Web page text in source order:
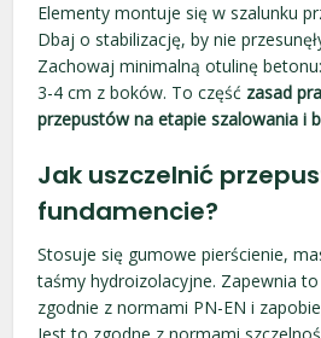
Elementy montuje się w szalunku
Dbaj o stabilizację, by nie
Zachowaj minimalną otulinę
3-4 cm z boków. To część zasad
przepustów na etapie szalowania i
Jak uszczelnić
fundamencie?
Stosuje się gumowe pierścienie,
taśmy hydroizolacyjne. Zapewnia
zgodnie z normami PN-EN i